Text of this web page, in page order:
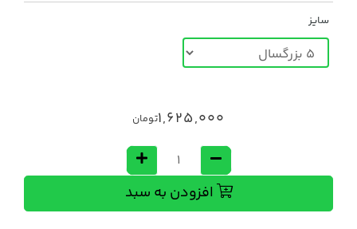
سایز
1,625,000تومان
افزودن به سبد